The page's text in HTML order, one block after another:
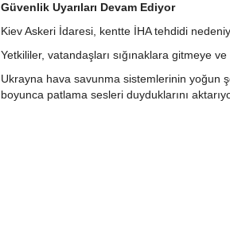
Güvenlik Uyarıları Devam Ediyor
Kiev Askeri İdaresi, kentte İHA tehdidi
Yetkililer, vatandaşları sığınaklara gitmeye
Ukrayna hava savunma sistemlerinin yoğun
boyunca patlama sesleri duyduklarını